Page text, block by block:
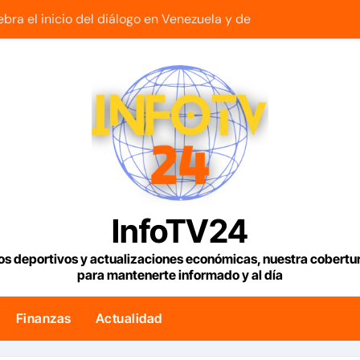
el inicio del diálogo en Venezuela y destaca el respaldo
créditos a más de 1.000 comercios para apoyar a los
para 2028 puede aumentar su producción en Venezuela
Afiuni pidió cerrar su caso por grave enfermedad
el abogado sin experiencia que empezó a gobernar
vuelva a recibir los Juegos Centroamericanos y del Caribe
asumió la Presidencia en medio de una polarización
InfoTV24
deportivos y actualizaciones económicas, nuestra
para mantenerte informado y al día
Finanzas Actualidad